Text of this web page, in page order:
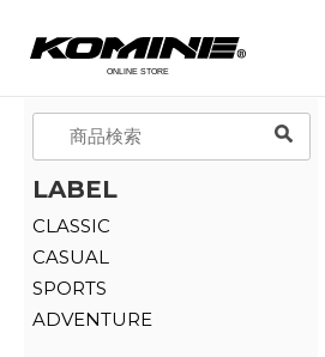
LABEL
CLASSIC
CASUAL
SPORTS
ADVENTURE